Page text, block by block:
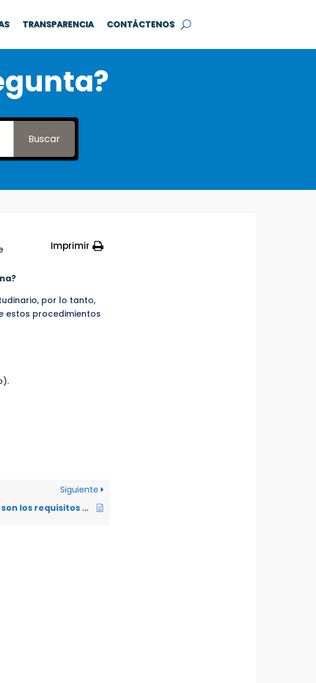
TRANSPARENCIA CONTÁCTENOS
Buscar
Imprimir
por lo tanto,
estos procedimientos
Siguiente
¿Cuáles son los requisitos para solicitar traslado voluntario de un sentenciado a otro Centro de Privación de la Libertad?